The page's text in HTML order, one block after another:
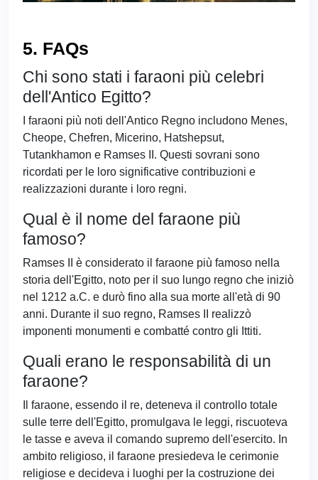
5. FAQs
Chi sono stati i faraoni più celebri
dell'Antico Egitto?
I faraoni più noti dell'Antico Regno includono Menes,
Cheope, Chefren, Micerino, Hatshepsut,
Tutankhamon e Ramses II. Questi sovrani sono
ricordati per le loro significative contribuzioni e
realizzazioni durante i loro regni.
Qual è il nome del faraone più
famoso?
Ramses II è considerato il faraone più famoso nella
storia dell'Egitto, noto per il suo lungo regno che iniziò
nel 1212 a.C. e durò fino alla sua morte all'età di 90
anni. Durante il suo regno, Ramses II realizzò
imponenti monumenti e combatté contro gli Ittiti.
Quali erano le responsabilità di un
faraone?
Il faraone, essendo il re, deteneva il controllo totale
sulle terre dell'Egitto, promulgava le leggi, riscuoteva
le tasse e aveva il comando supremo dell'esercito. In
ambito religioso, il faraone presiedeva le cerimonie
religiose e decideva i luoghi per la costruzione dei